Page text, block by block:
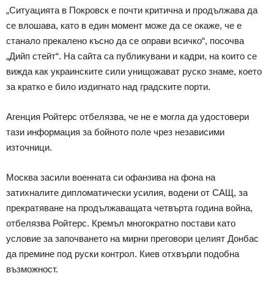
„Ситуацията в Покровск е почти критична и продължава да
се влошава, като в един момент може да се окаже, че е
станало прекалено късно да се оправи всичко“, посочва
„Дийп стейт“. На сайта са публикувани и кадри, на които се
вижда как украинските сили унищожават руско знаме, което
за кратко е било издигнато над градските порти.
Агенция Ройтерс отбелязва, че не е могла да удостовери
тази информация за бойното поле чрез независими
източници.
Москва засили военната си офанзива на фона на
затихналите дипломатически усилия, водени от САЩ, за
прекратяване на продължаващата четвърта година война,
отбелязва Ройтерс. Кремъл многократно постави като
условие за започването на мирни преговори целият Донбас
да премине под руски контрол. Киев отхвърли подобна
възможност.